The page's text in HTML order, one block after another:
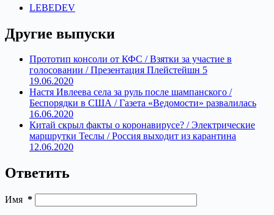
LEBEDEV
Другие выпуски
Прототип консоли от КФС / Взятки за участие в
голосовании / Презентация Плейстейшн 5
19.06.2020
Настя Ивлеева села за руль после шампанского /
Беспорядки в США / Газета «Ведомости» развалилась
16.06.2020
Китай скрыл факты о коронавирусе? / Электрические
маршрутки Теслы / Россия выходит из карантина
12.06.2020
Ответить
Имя *